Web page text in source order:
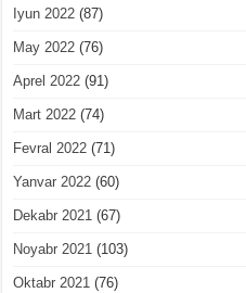
Iyun 2022 (87)
May 2022 (76)
Aprel 2022 (91)
Mart 2022 (74)
Fevral 2022 (71)
Yanvar 2022 (60)
Dekabr 2021 (67)
Noyabr 2021 (103)
Oktabr 2021 (76)